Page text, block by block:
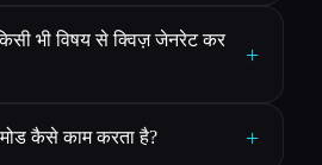
भी विषय से क्विज़ जेनरेट कर
+
कैसे काम करता है? +